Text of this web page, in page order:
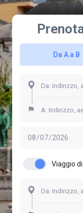
Da A a B
Viaggio